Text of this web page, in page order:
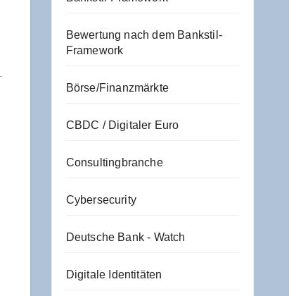
Bewertung nach dem Bankstil-
Framework
Börse/Finanzmärkte
CBDC / Digitaler Euro
Consultingbranche
Cybersecurity
Deutsche Bank - Watch
Digitale Identitäten